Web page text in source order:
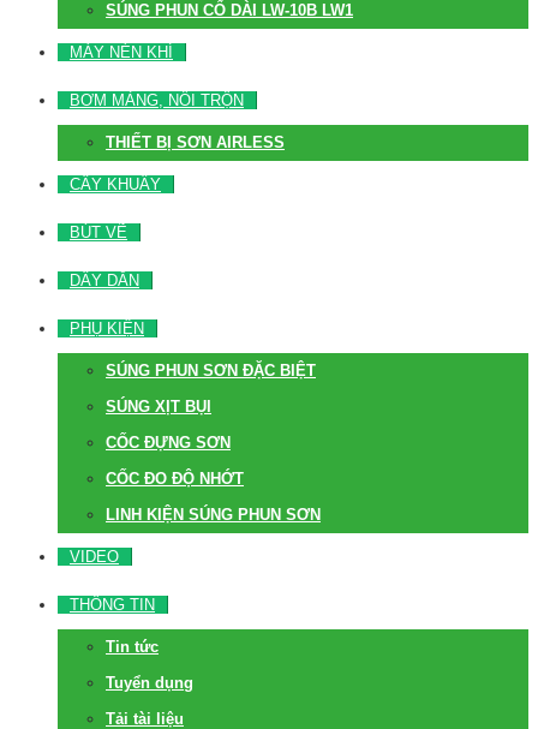
SÚNG PHUN CỔ DÀI LW-10B LW1
MÁY NÉN KHÍ
BƠM MÀNG, NỒI TRỘN
THIẾT BỊ SƠN AIRLESS
CÂY KHUẤY
BÚT VẼ
DÂY DẪN
PHỤ KIỆN
SÚNG PHUN SƠN ĐẶC BIỆT
SÚNG XỊT BỤI
CỐC ĐỰNG SƠN
CỐC ĐO ĐỘ NHỚT
LINH KIỆN SÚNG PHUN SƠN
VIDEO
THÔNG TIN
Tin tức
Tuyển dụng
Tải tài liệu